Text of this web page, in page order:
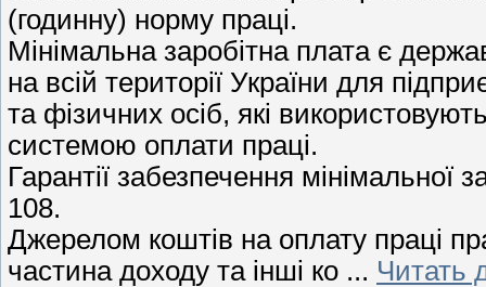
(годинну) норму праці.
Мінімальна заробітна плата є
на всій території України для
та фізичних осіб, які
системою оплати праці.
Гарантії забезпечення мінімальної
108.
Джерелом коштів на оплату праці
частина доходу та інші ко ... Читать